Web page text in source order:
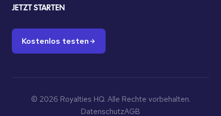
JETZT STARTEN
Kostenlos testen
© 2026 Royalties HQ. Alle Rechte vorbehalten.
DatenschutzAGB